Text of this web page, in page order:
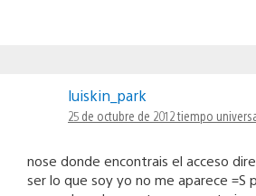
luiskin_park
25 de octubre de 2012 tiempo
nose donde encontrais el acceso
ser lo que soy yo no me aparece =S